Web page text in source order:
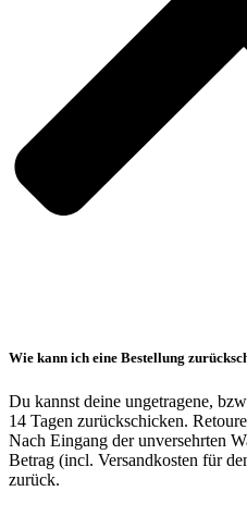
Wie kann ich eine Bestellung
Du kannst deine ungetragene,
14 Tagen zurückschicken.
Nach Eingang der unversehrten
Betrag (incl. Versandkosten für
zurück.